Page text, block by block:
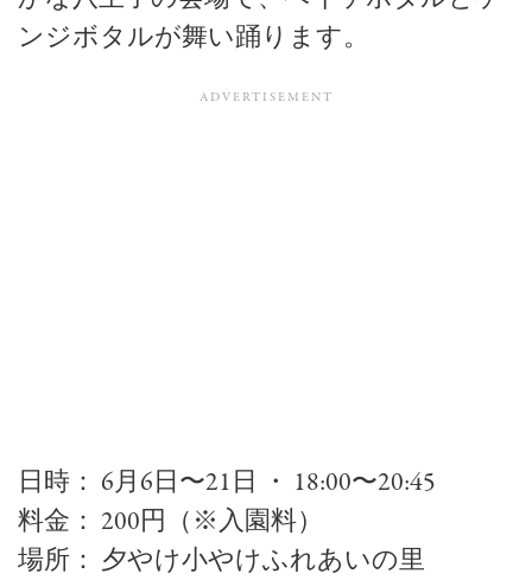
ンジボタルが舞い踊ります。
日時： 6月6日〜21日 ・ 18:00〜20:45
料金： 200円（※入園料）
場所： 夕やけ小やけふれあいの里